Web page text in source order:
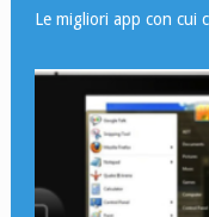
Le migliori app con cui